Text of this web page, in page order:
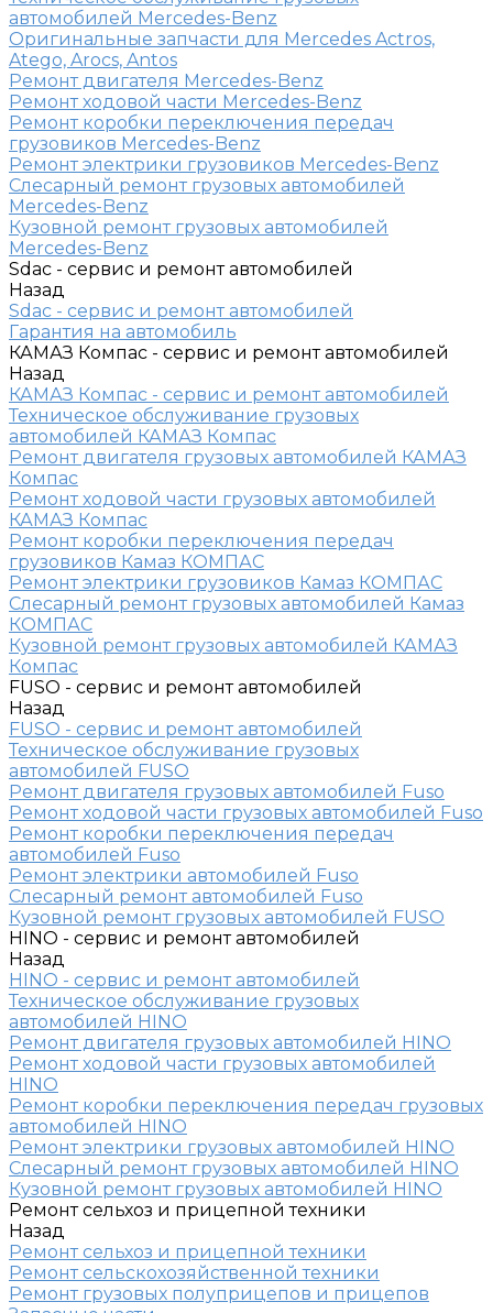
автомобилей Mercedes-Benz
Оригинальные запчасти для Mercedes Actros,
Atego, Arocs, Antos
Ремонт двигателя Mercedes-Benz
Ремонт ходовой части Mercedes-Benz
Ремонт коробки переключения передач
грузовиков Mercedes-Benz
Ремонт электрики грузовиков Mercedes-Benz
Слесарный ремонт грузовых автомобилей
Mercedes-Benz
Кузовной ремонт грузовых автомобилей
Mercedes-Benz
Sdac - сервис и ремонт автомобилей
Назад
Sdac - сервис и ремонт автомобилей
Гарантия на автомобиль
КАМАЗ Компас - сервис и ремонт автомобилей
Назад
КАМАЗ Компас - сервис и ремонт автомобилей
Техническое обслуживание грузовых
автомобилей КАМАЗ Компас
Ремонт двигателя грузовых автомобилей КАМАЗ
Компас
Ремонт ходовой части грузовых автомобилей
КАМАЗ Компас
Ремонт коробки переключения передач
грузовиков Камаз КОМПАС
Ремонт электрики грузовиков Камаз КОМПАС
Слесарный ремонт грузовых автомобилей Камаз
КОМПАС
Кузовной ремонт грузовых автомобилей КАМАЗ
Компас
FUSO - сервис и ремонт автомобилей
Назад
FUSO - сервис и ремонт автомобилей
Техническое обслуживание грузовых
автомобилей FUSO
Ремонт двигателя грузовых автомобилей Fuso
Ремонт ходовой части грузовых автомобилей Fuso
Ремонт коробки переключения передач
автомобилей Fuso
Ремонт электрики автомобилей Fuso
Слесарный ремонт автомобилей Fuso
Кузовной ремонт грузовых автомобилей FUSO
HINO - сервис и ремонт автомобилей
Назад
HINO - сервис и ремонт автомобилей
Техническое обслуживание грузовых
автомобилей HINO
Ремонт двигателя грузовых автомобилей HINO
Ремонт ходовой части грузовых автомобилей
HINO
Ремонт коробки переключения передач грузовых
автомобилей HINO
Ремонт электрики грузовых автомобилей HINO
Слесарный ремонт грузовых автомобилей HINO
Кузовной ремонт грузовых автомобилей HINO
Ремонт сельхоз и прицепной техники
Назад
Ремонт сельхоз и прицепной техники
Ремонт сельскохозяйственной техники
Ремонт грузовых полуприцепов и прицепов